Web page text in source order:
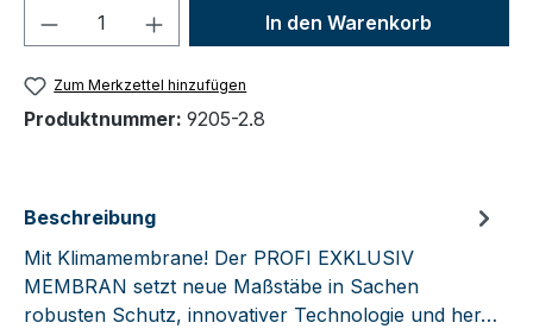
Produkt Anzahl: Gib denIn den Warenkorb
Zum Merkzettel hinzufügen
Produktnummer: 9205-2.8
Beschreibung
Mit Klimamembrane! Der PROFI EXKLUSIV
MEMBRAN setzt neue Maßstäbe in Sachen
robusten Schutz, innovativer Technologie und her…